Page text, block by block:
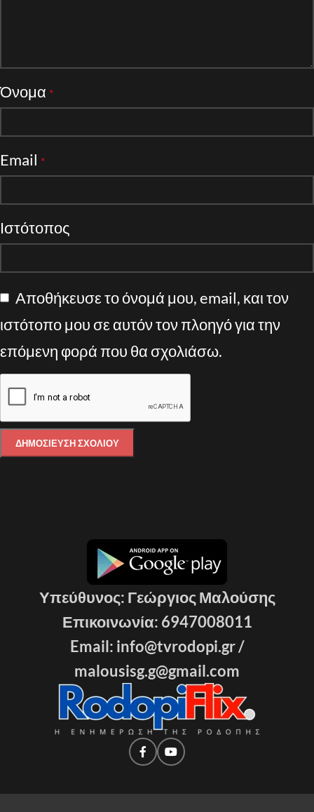
Όνομα *
Email *
Ιστότοπος
Αποθήκευσε το όνομά μου, email, και τον
ιστότοπο μου σε αυτόν τον πλοηγό για την
επόμενη φορά που θα σχολιάσω.
Υπεύθυνος: Γεώργιος Μαλούσης
Επικοινωνία: 6947008011
Email: info@tvrodopi.gr /
malousisg.g@gmail.com